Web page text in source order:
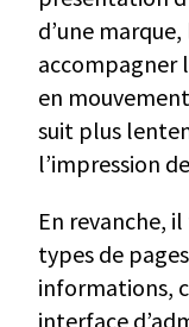
d’une
accompagner
en
suit plus
l’impression
En revanche,
types de
informations,
interface